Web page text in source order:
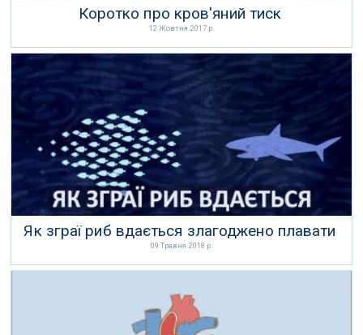
Коротко про кров'яний тиск
12 Жовтня 2017 р.
Як зграї риб вдається злагоджено плавати
09 Травня 2018 р.